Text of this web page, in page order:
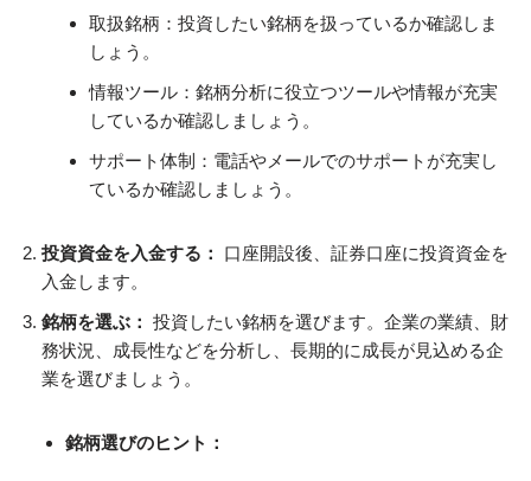
取扱銘柄：投資したい銘柄を扱っているか確認しま
しょう。
情報ツール：銘柄分析に役立つツールや情報が充実
しているか確認しましょう。
サポート体制：電話やメールでのサポートが充実し
ているか確認しましょう。
投資資金を入金する：
口座開設後、証券口座に投資資金を
入金します。
銘柄を選ぶ： 投資したい銘柄を選びます。企業の業績、財
務状況、成長性などを分析し、長期的に成長が見込める企
業を選びましょう。
銘柄選びのヒント：